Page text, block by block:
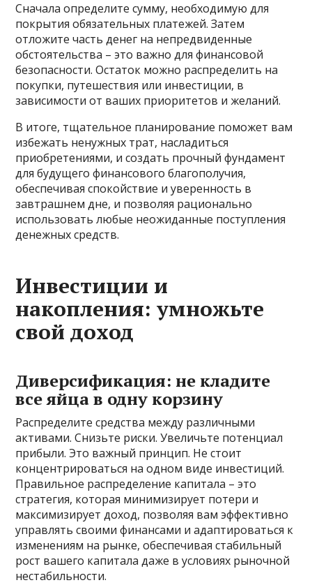
Сначала определите сумму, необходимую для
покрытия обязательных платежей. Затем
отложите часть денег на непредвиденные
обстоятельства – это важно для финансовой
безопасности. Остаток можно распределить на
покупки, путешествия или инвестиции, в
зависимости от ваших приоритетов и желаний.
В итоге, тщательное планирование поможет вам
избежать ненужных трат, насладиться
приобретениями, и создать прочный фундамент
для будущего финансового благополучия,
обеспечивая спокойствие и уверенность в
завтрашнем дне, и позволяя рационально
использовать любые неожиданные поступления
денежных средств.
Инвестиции и
накопления: умножьте
свой доход
Диверсификация: не кладите
все яйца в одну корзину
Распределите средства между различными
активами. Снизьте риски. Увеличьте потенциал
прибыли. Это важный принцип. Не стоит
концентрироваться на одном виде инвестиций.
Правильное распределение капитала – это
стратегия, которая минимизирует потери и
максимизирует доход, позволяя вам эффективно
управлять своими финансами и адаптироваться к
изменениям на рынке, обеспечивая стабильный
рост вашего капитала даже в условиях рыночной
нестабильности.